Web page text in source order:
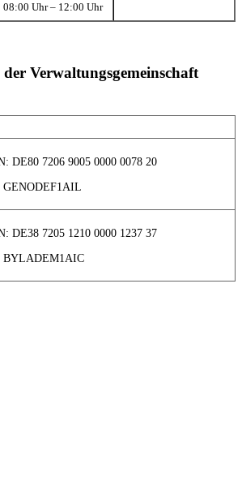
08:00 Uhr – 12:00 Uhr
Verwaltungsgemeinschaft
DE80 7206 9005 0000 0078 20
GENODEF1AIL
DE38 7205 1210 0000 1237 37
BYLADEM1AIC